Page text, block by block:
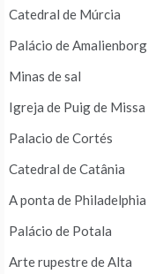
Catedral de Múrcia
Palácio de Amalienborg
Minas de sal
Igreja de Puig de Missa
Palacio de Cortés
Catedral de Catânia
A ponta de Philadelphia
Palácio de Potala
Arte rupestre de Alta